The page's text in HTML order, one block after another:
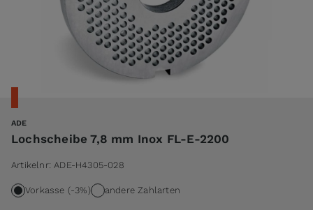
ADE
Lochscheibe 7,8 mm Inox FL-E-2200
Artikelnr: ADE-H4305-028
Vorkasse (-3%) andere Zahlarten